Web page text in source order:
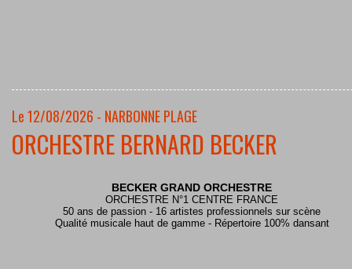
Le 12/08/2026 - NARBONNE PLAGE
ORCHESTRE BERNARD BECKER
BECKER GRAND ORCHESTRE
ORCHESTRE N°1 CENTRE FRANCE
50 ans de passion - 16 artistes professionnels sur scène
Qualité musicale haut de gamme - Répertoire 100% dansant